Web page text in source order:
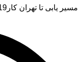
مسیر یابی تا تهران کار119